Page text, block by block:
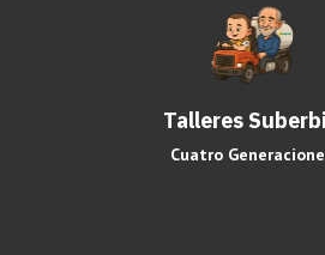
Talleres
Cuatro